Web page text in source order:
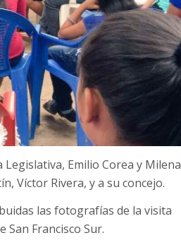
Emilio Corea y Milena
Víctor Rivera, y a su concejo.
las fotografías de la visita
Francisco Sur.